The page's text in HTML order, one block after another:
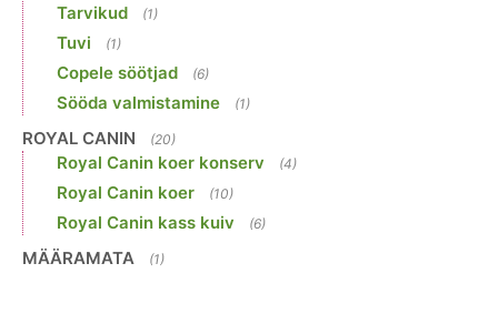
Tarvikud (1)
Tuvi (1)
Copele söötjad (6)
Sööda valmistamine (1)
ROYAL CANIN (20)
Royal Canin koer konserv (4)
Royal Canin koer (10)
Royal Canin kass kuiv (6)
MÄÄRAMATA (1)